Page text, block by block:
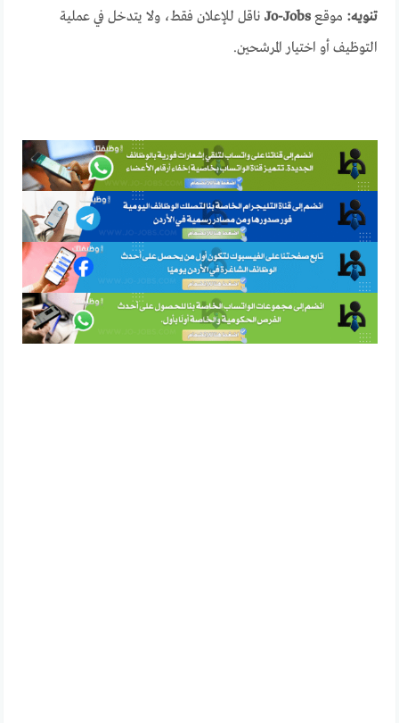
تنويه: موقعJo-Jobs ناقل للإعلان فقط، ولا يتدخل في عملية
التوظيف أو اختيار المرشحين.